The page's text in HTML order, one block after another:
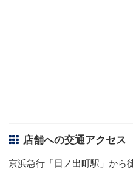
店舗への交通アクセス
京浜急行「日ノ出町駅」から